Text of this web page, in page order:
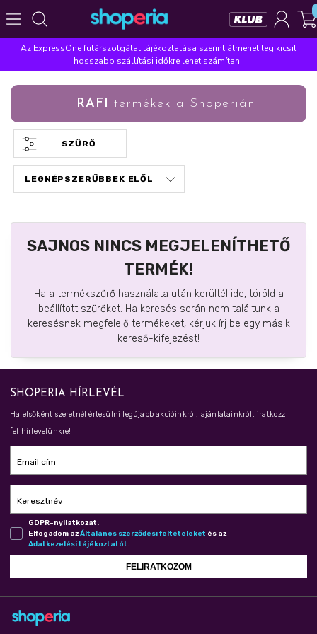
Népszerű kategóriák
Szépségápolás Élelmiszer Mosás Mosogatás
Takarítás Baba-mama Háztartás
Népszerű márkák
Pampers Lenor
Az ExpressOne futárszolgálat tájékoztatása szerint átmenetileg kicsit
hosszabb szállítási időkre lehet számítani.
RAFI termékek a Shoperián
SZŰRŐ
SAJNOS NINCS MEGJELENÍTHETŐ
TERMÉK!
Ha a termékszűrő használata után kerültél ide, töröld a
beállított szűrőket. Ha keresés során nem találtunk a
keresésnek megfelelő termékeket, kérjük írj be egy másik
kereső-kifejezést!
SHOPERIA HÍRLEVÉL
Ha elsőként szeretnél értesülni legújabb akcióinkról, ajánlatainkról, iratkozz
fel hírlevelünkre!
Email cím
Keresztnév
GDPR-nyilatkozat.
Elfogadom azÁl­ta­lá­nos szer­ző­dé­si fel­té­te­le­ket és az
Adat­ke­ze­lé­si tá­jé­koz­ta­tót.
FELIRATKOZOM